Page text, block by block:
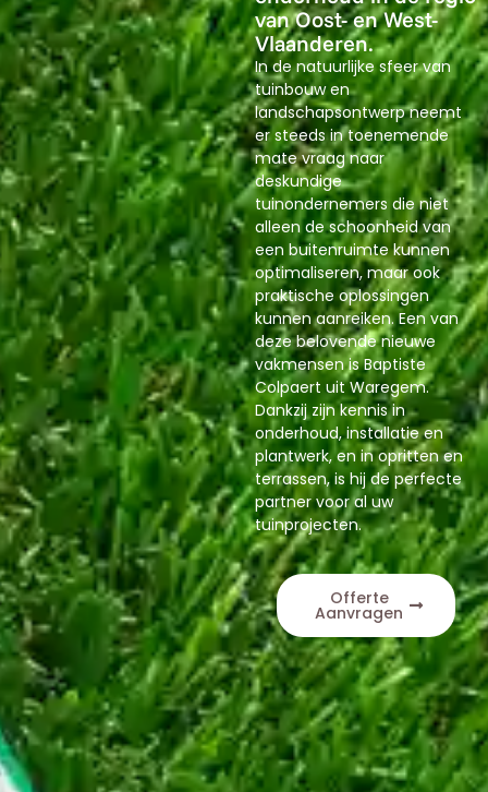
van Oost- en West-
Vlaanderen.
In de natuurlijke sfeer van
tuinbouw en
landschapsontwerp neemt
er steeds in toenemende
mate vraag naar
deskundige
tuinondernemers die niet
alleen de schoonheid van
een buitenruimte kunnen
optimaliseren, maar ook
praktische oplossingen
kunnen aanreiken. Een van
deze belovende nieuwe
vakmensen is Baptiste
Colpaert uit Waregem.
Dankzij zijn kennis in
onderhoud, installatie en
plantwerk, en in opritten en
terrassen, is hij de perfecte
partner voor al uw
tuinprojecten.
Offerte
Aanvragen